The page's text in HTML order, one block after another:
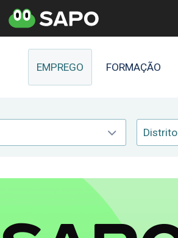
EMPREGO FORMAÇÃO
Distrito